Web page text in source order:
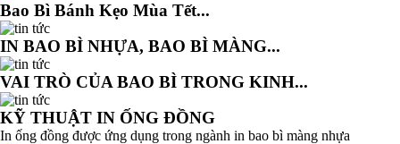
Bao Bì Bánh Kẹo Mùa Tết...
IN BAO BÌ NHỰA, BAO BÌ MÀNG...
VAI TRÒ CỦA BAO BÌ TRONG KINH...
KỸ THUẬT IN ỐNG ĐỒNG
In ống đồng được ứng dụng trong ngành in bao bì màng nhựa